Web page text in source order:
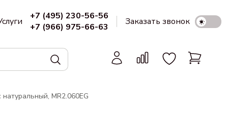
+7 (495) 230-56-56
+7 (966) 975-66-63
Заказать звонок
MR2.060EG